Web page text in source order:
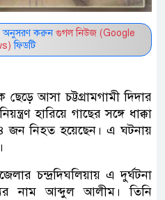
অনুসরণ করুন গুগল নিউজ (Google
ফিডটি
আসা চট্টগ্রামগামী দিদার
হারিয়ে গাছের সঙ্গে ধাক্কা
জন নিহত হয়েছেন। এ ঘটনায়
চন্দ্রদিঘলিয়ায় এ দুর্ঘটনা
নাম আব্দুল আলীম। তিনি